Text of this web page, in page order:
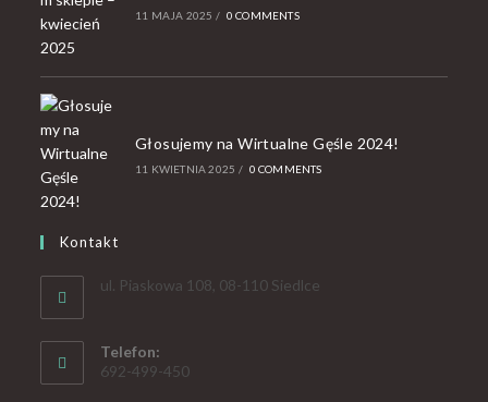
11 MAJA 2025 / 0 COMMENTS
Głosujemy na Wirtualne Gęśle 2024!
11 KWIETNIA 2025 / 0 COMMENTS
Kontakt
ul. Piaskowa 108, 08-110 Siedlce
Telefon:
692-499-450